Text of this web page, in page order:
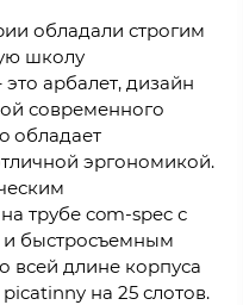
обладали строгим
школу
это арбалет, дизайн
современного
обладает
эргономикой.
трубе com-spec с
быстросъемным
длине корпуса
на 25 слотов.